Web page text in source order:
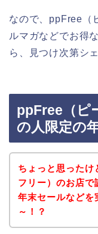
なので、ppFree（
ルマガなどでお得
ら、見つけ次第シ
ppFree（ピ
の人限定の
ちょっと思った
フリー）のお店で
年末セールなどを
～！？